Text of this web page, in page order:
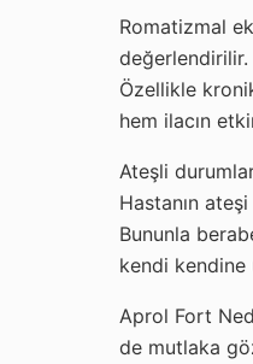
Romatizmal
değerlendirilir.
Özellikle
hem ilacın
Ateşli
Hastanın
Bununla
kendi kendine
Aprol Fort
de mutlaka